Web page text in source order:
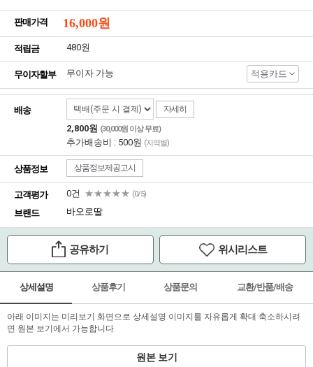
판매가격 16,000원
적립금 480원
무이자할부 무이자 가능 적용카드
배송 자세히
2,800원 (30,000원 이상 무료)
추가배송비 : 500원 (지역별)
상품정보 상품정보제공고시
고객평가 0건 ★★★★★ (0/5)
브랜드 바오로딸
공유하기 위시리스트
상세설명 상품후기 상품문의 교환/반품/배송
아래 이미지는 미리보기 화면으로 상세설명 이미지를 자유롭게 확대 축소하시려
면 원본 보기에서 가능합니다.
원본 보기